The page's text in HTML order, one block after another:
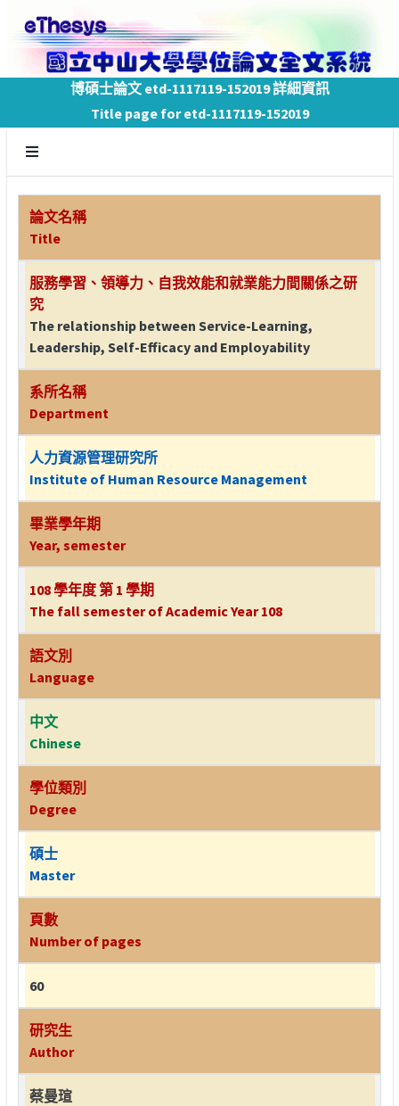
博碩士論文 etd-1117119-152019 詳細資訊
Title page for etd-1117119-152019
論文名稱
Title
服務學習、領導力、自我效能和就業能力間關係之研
究
The relationship between Service-Learning,
Leadership, Self-Efficacy and Employability
系所名稱
Department
人力資源管理研究所
Institute of Human Resource Management
畢業學年期
Year, semester
108 學年度 第 1 學期
The fall semester of Academic Year 108
語文別
Language
中文
Chinese
學位類別
Degree
碩士
Master
頁數
Number of pages
60
研究生
Author
蔡曼瑄